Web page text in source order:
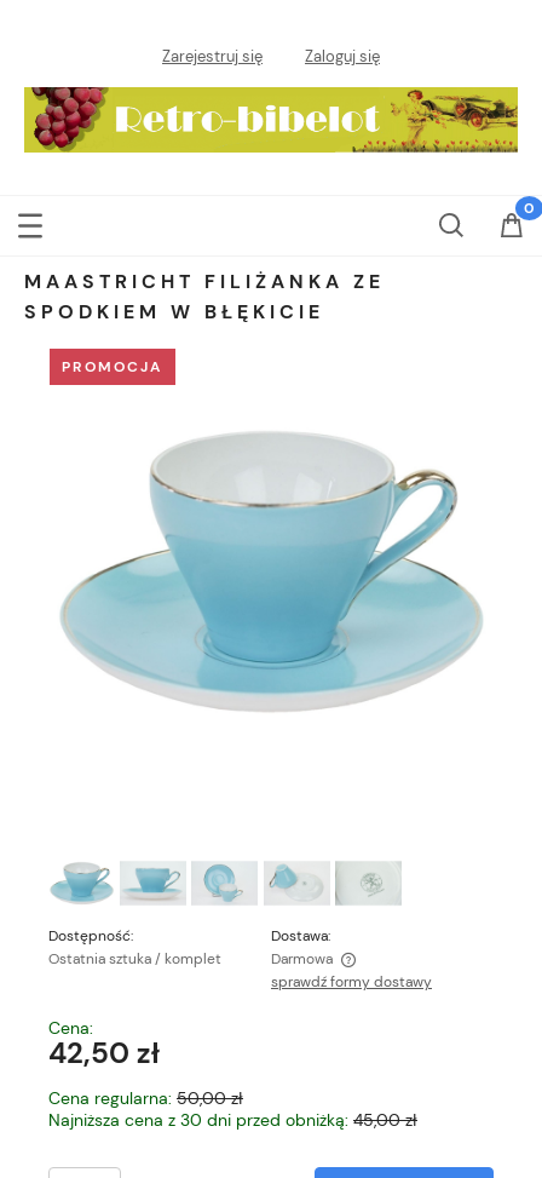
Zarejestruj się Zaloguj się
MAASTRICHT FILIŻANKA ZE
SPODKIEM W BŁĘKICIE
PROMOCJA
Dostępność:
Ostatnia sztuka / komplet
Dostawa:
Darmowa
Cena nie zawiera ewentualnych kosztów płatności
sprawdź formy dostawy
Cena:
42,50 zł
Cena regularna: 50,00 zł
Najniższa cena z 30 dni przed obniżką: 45,00 zł